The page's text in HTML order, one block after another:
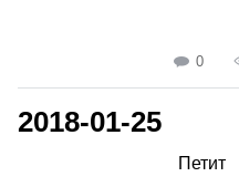
0
2018-01-25
Петит